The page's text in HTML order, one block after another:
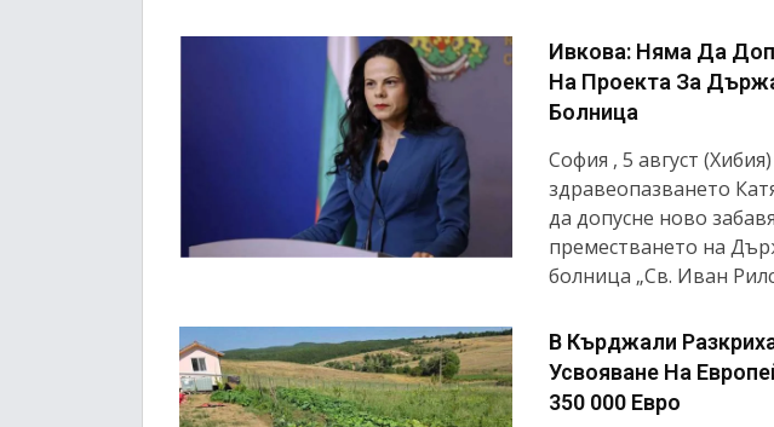
Ивкова: Няма Да
На Проекта За
Болница
София , 5 август
здравеопазването
да допусне ново
преместването на
болница „Св. Иван
В Кърджали
Усвояване На
350 000 Евро